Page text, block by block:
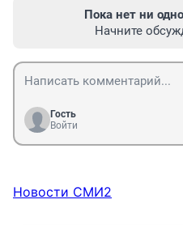
Пока нет ни
Начните
Гость
Войти
Новости СМИ2